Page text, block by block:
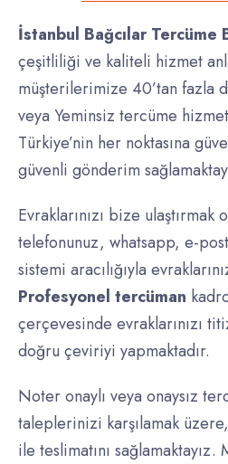
İstanbul Bağcılar Tercüme
çeşitliliği ve kaliteli hizmet
müşterilerimize 40’tan fazla
veya Yeminsiz tercüme
Türkiye’nin her noktasına
güvenli gönderim
Evraklarınızı bize ulaştırmak
telefonunuz, whatsapp, e-
sistemi aracılığıyla
Profesyonel tercüman
çerçevesinde evraklarınızı
doğru çeviriyi yapmaktadır.
Noter onaylı veya onaysız
taleplerinizi karşılamak
ile teslimatını